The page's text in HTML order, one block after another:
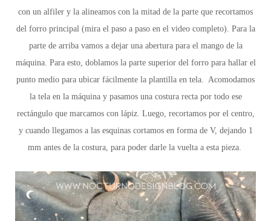
con un alfiler y la alineamos con la mitad de la parte que recortamos
del forro principal (mira el paso a paso en el video completo). Para la
parte de arriba vamos a dejar una abertura para el mango de la
máquina. Para esto, doblamos la parte superior del forro para hallar el
punto medio para ubicar fácilmente la plantilla en tela. Acomodamos
la tela en la máquina y pasamos una costura recta por todo ese
rectángulo que marcamos con lápiz. Luego, recortamos por el centro,
y cuando llegamos a las esquinas cortamos en forma de V, dejando 1
mm antes de la costura, para poder darle la vuelta a esta pieza.